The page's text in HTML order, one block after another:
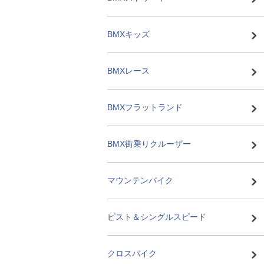
BMXキッズ
BMXレース
BMXフラットランド
BMX街乗りクルーザー
マウンテンバイク
ピスト＆シングルスピード
クロスバイク